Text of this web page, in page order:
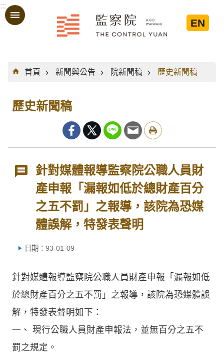
跳到主要內容區塊
:::
EN
:::
首頁
新聞與公告 院新聞稿 歷史新聞稿
歷史新聞稿
針對媒體報導監察院公職人員財
產申報「漏報如低於總財產百分
之五不罰」之報導，該院為恐媒
體誤解，特發表聲明
日期：93-01-09
針對媒體報導監察院公職人員財產申報「漏報如低
於總財產百分之五不罰」之報導，該院為恐媒體誤
解，特發表聲明如下：
一、 現行公職人員財產申報法，並無百分之五不
罰之規定。